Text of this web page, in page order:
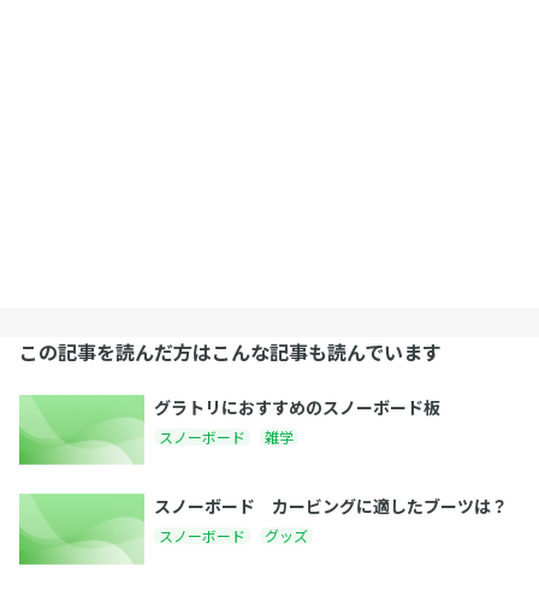
この記事を読んだ方はこんな記事も読んでいます
グラトリにおすすめのスノーボード板
スノーボード 雑学
スノーボード カービングに適したブーツは？
スノーボード グッズ